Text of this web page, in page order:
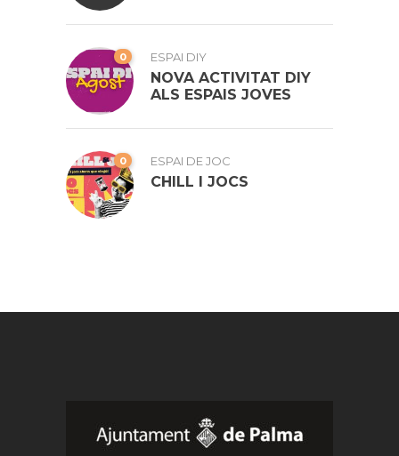
0 ESPAI DIY
NOVA ACTIVITAT DIY
ALS ESPAIS JOVES
0 ESPAI DE JOC
CHILL I JOCS